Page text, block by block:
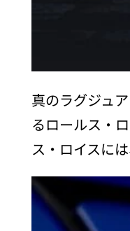
真のラグジュ
るロールス・
ス・ロイスに